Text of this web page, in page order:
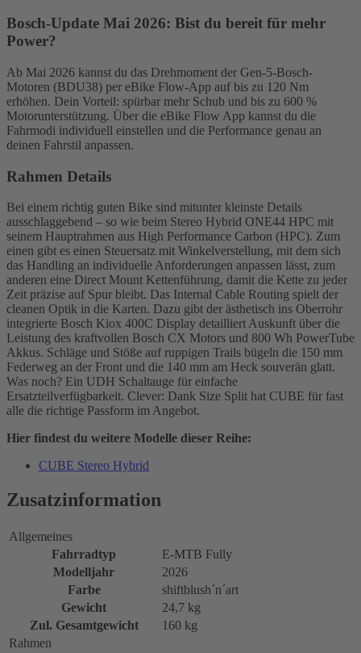
Bosch-Update Mai 2026: Bist du bereit für mehr
Power?
Ab Mai 2026 kannst du das Drehmoment der Gen-5-Bosch-
Motoren (BDU38) per eBike Flow-App auf bis zu 120 Nm
erhöhen. Dein Vorteil: spürbar mehr Schub und bis zu 600 %
Motorunterstützung. Über die eBike Flow App kannst du die
Fahrmodi individuell einstellen und die Performance genau an
deinen Fahrstil anpassen.
Rahmen Details
Bei einem richtig guten Bike sind mitunter kleinste Details
ausschlaggebend – so wie beim Stereo Hybrid ONE44 HPC mit
seinem Hauptrahmen aus High Performance Carbon (HPC). Zum
einen gibt es einen Steuersatz mit Winkelverstellung, mit dem sich
das Handling an individuelle Anforderungen anpassen lässt, zum
anderen eine Direct Mount Kettenführung, damit die Kette zu jeder
Zeit präzise auf Spur bleibt. Das Internal Cable Routing spielt der
cleanen Optik in die Karten. Dazu gibt der ästhetisch ins Oberrohr
integrierte Bosch Kiox 400C Display detailliert Auskunft über die
Leistung des kraftvollen Bosch CX Motors und 800 Wh PowerTube
Akkus. Schläge und Stöße auf ruppigen Trails bügeln die 150 mm
Federweg an der Front und die 140 mm am Heck souverän glatt.
Was noch? Ein UDH Schaltauge für einfache
Ersatzteilverfügbarkeit. Clever: Dank Size Split hat CUBE für fast
alle die richtige Passform im Angebot.
Hier findest du weitere Modelle dieser Reihe:
CUBE Stereo Hybrid
Zusatzinformation
Allgemeines
Fahrradtyp
E-MTB Fully
Modelljahr
2026
Farbe
shiftblush´n´art
Gewicht
24,7 kg
Zul. Gesamtgewicht
160 kg
Rahmen